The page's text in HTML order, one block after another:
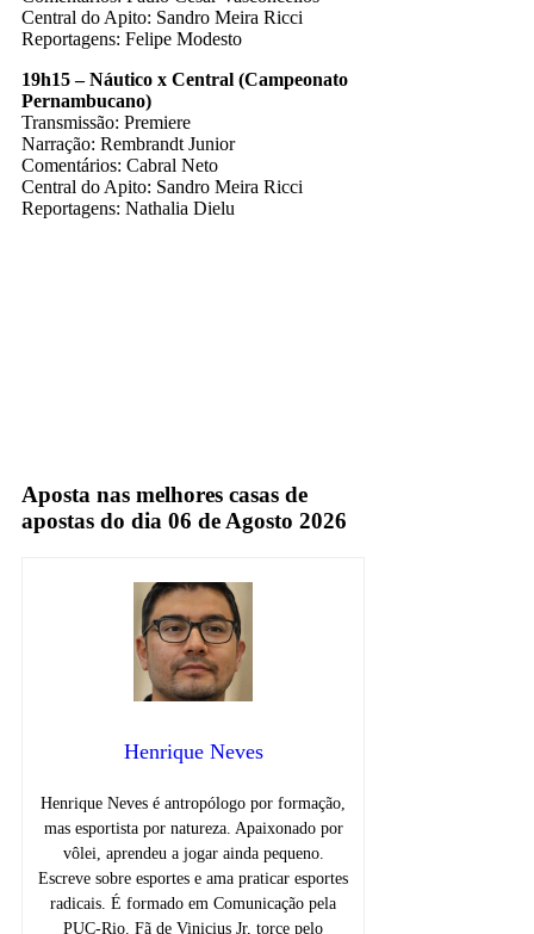
Central do Apito: Sandro Meira Ricci
Reportagens: Felipe Modesto
19h15 – Náutico x Central (Campeonato
Pernambucano)
Transmissão: Premiere
Narração: Rembrandt Junior
Comentários: Cabral Neto
Central do Apito: Sandro Meira Ricci
Reportagens: Nathalia Dielu
Aposta nas melhores casas de
apostas do dia 06 de Agosto 2026
Henrique Neves
Henrique Neves é antropólogo por formação,
mas esportista por natureza. Apaixonado por
vôlei, aprendeu a jogar ainda pequeno.
Escreve sobre esportes e ama praticar esportes
radicais. É formado em Comunicação pela
PUC-Rio. Fã de Vinicius Jr, torce pelo